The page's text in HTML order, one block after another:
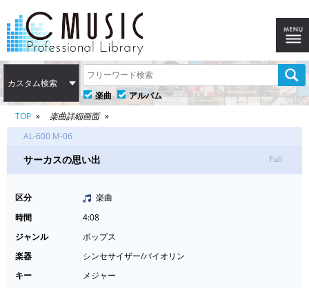
カスタム検索
楽曲
アルバム
TOP
楽曲詳細画面
AL-600 M-06
サーカスの思い出 Full
区分
楽曲
時間
4:08
ジャンル
ポップス
楽器
シンセサイザー/バイオリン
キー
メジャー